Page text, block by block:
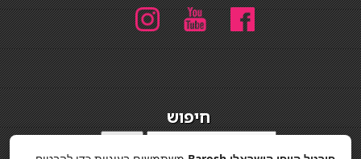
חיפוש